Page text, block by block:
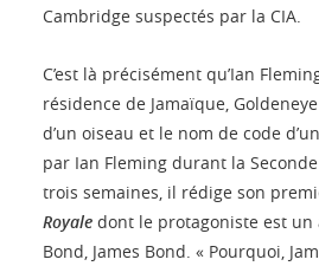
Cambridge suspectés par la CIA.
C’est là précisément qu’Ian
résidence de Jamaïque,
d’un oiseau et le nom de code
par Ian Fleming durant la
trois semaines, il rédige son
Royale dont le protagoniste est un
Bond, James Bond. « Pourquoi,